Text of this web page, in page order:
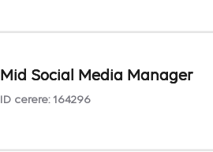
Mid Social Media Manager
ID cerere: 164296